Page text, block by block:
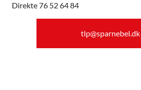
Direkte 76 52 64 84
tlp@sparnebel.dk